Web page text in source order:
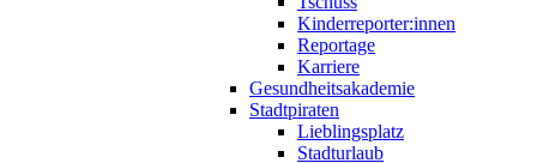
Kinderreporter:innen
Reportage
Karriere
Gesundheitsakademie
Stadtpiraten
Lieblingsplatz
Stadturlaub